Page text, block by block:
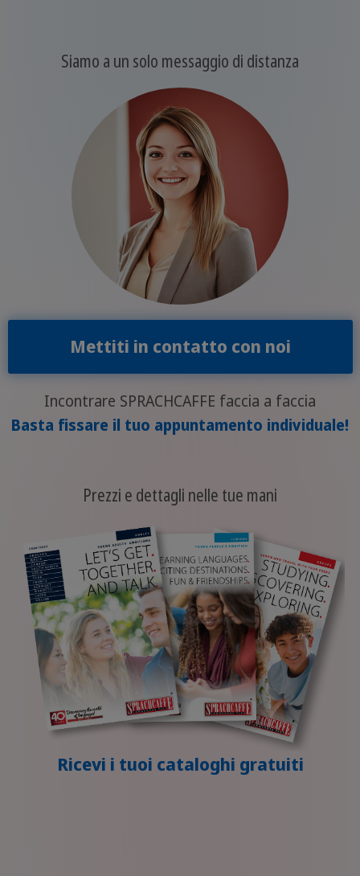
Siamo a un solo messaggio di distanza
Mettiti in contatto con noi
Incontrare SPRACHCAFFE faccia a faccia
Basta fissare il tuo appuntamento individuale!
Prezzi e dettagli nelle tue mani
Ricevi i tuoi cataloghi gratuiti